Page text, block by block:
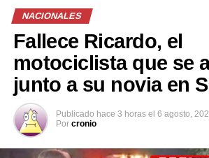
Paolo Lüers muestra su descontento
mayoritaria para investigar
DON'T MISS
Presidente Bukele anuncia tres
contagio de COVID-19
NACIONALES
Fallece Ricardo, el
motociclista que se
junto a su novia en
Publicado hace 3 horas el 6 agosto,
Por cronio